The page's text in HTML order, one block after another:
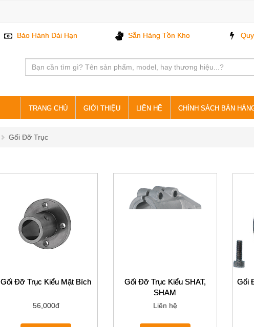
Bảo Hành Dài Hạn Sẵn Hàng Tồn Kho
TRANG CHỦ GIỚI THIỆU LIÊN HỆ CHÍNH SÁCH BÁN
Gối Đỡ Trục
Gối Đỡ Trục Kiểu Mặt Bích
56,000đ
Gối Đỡ Trục Kiểu SHAT,
SHAM
Liên hệ
Gối